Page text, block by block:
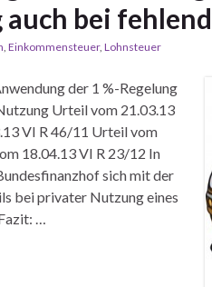
auch bei
, Einkommensteuer, Lohnsteuer
der 1 %-Regelung
Urteil vom 21.03.13
VI R 46/11 Urteil vom
18.04.13 VI R 23/12 In
sich mit der
bei privater Nutzung eines
…